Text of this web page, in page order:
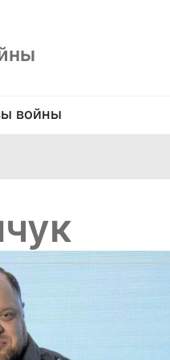
войны